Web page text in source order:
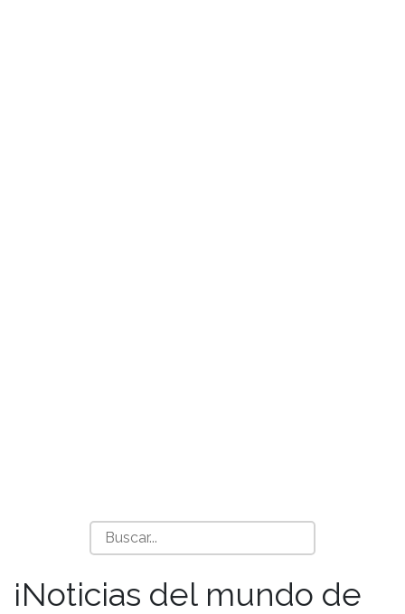
¡Noticias del mundo de